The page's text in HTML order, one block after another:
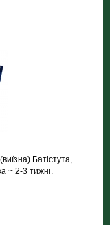
Батістута,
~ 2-3 тижні.